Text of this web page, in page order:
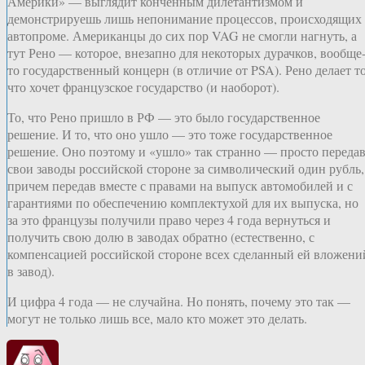
демонстрируешь лишь непонимание процессов, происходящих
автопроме. Американцы до сих пор VAG не смогли нагнуть, а
тут Рено — которое, внезапно для некоторых дурачков, вообще-
то государственный концерн (в отличие от PSA). Рено делает
что хочет французское государство (и наоборот).
То, что Рено пришло в РФ — это было государственное
решение. И то, что оно ушло — это тоже государственное
решение. Оно поэтому и «ушло» так странно — просто передав
свои заводы российской стороне за символический один рубль,
причем передав вместе с правами на выпуск автомобилей и с
гарантиями по обеспечению комплектухой для их выпуска, но
за это французы получили право через 4 года вернуться и
получить свою долю в заводах обратно (естественно, с
компенсацией российской стороне всех сделанный ей
в завод).
И цифра 4 года — не случайна. Но понять, почему это так —
могут не только лишь все, мало кто может это делать.